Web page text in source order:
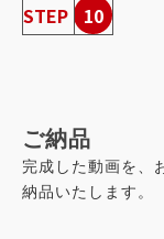
STEP 10
ご納品
完成した動画を、
納品いたします。